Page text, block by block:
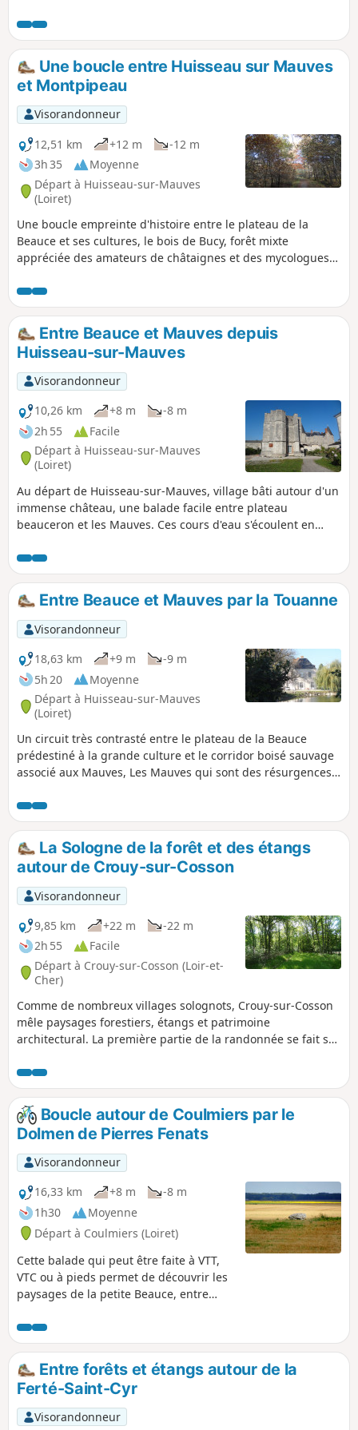
une page d'histoire.
Une boucle entre Huisseau sur Mauves
et Montpipeau
Visorandonneur
12,51 km
+12 m
-12 m
3h 35
Moyenne
Départ à Huisseau-sur-Mauves
(Loiret)
Une boucle empreinte d'histoire entre le plateau de la
Beauce et ses cultures, le bois de Bucy, forêt mixte
appréciée des amateurs de châtaignes et des mycologues
de "Favéant", vestiges d’un passé prestigieux.
Entre Beauce et Mauves depuis
Huisseau-sur-Mauves
Visorandonneur
10,26 km
+8 m
-8 m
2h 55
Facile
Départ à Huisseau-sur-Mauves
(Loiret)
Au départ de Huisseau-sur-Mauves, village bâti autour d'un
immense château, une balade facile entre plateau
beauceron et les Mauves. Ces cours d'eau s'écoulent en
pratiquer plutôt au printemps ou au début de l'été lorsque
les touches de couleur des différentes cultures rompent la
monotonie du plateau.
Entre Beauce et Mauves par la Touanne
Visorandonneur
18,63 km
+9 m
-9 m
5h 20
Moyenne
Départ à Huisseau-sur-Mauves
(Loiret)
Un circuit très contrasté entre le plateau de la Beauce
prédestiné à la grande culture et le corridor boisé sauvage
associé aux Mauves, Les Mauves qui sont des résurgences
et la faune caractéristiques de zones humides, ainsi que
par la présence de moulins et châteaux. À pratiquer plutôt
au printemps ou au début de l'été lorsque les touches de
couleur des différentes cultures rompent la monotonie du
plateau.
La Sologne de la forêt et des étangs
autour de Crouy-sur-Cosson
Visorandonneur
9,85 km
+22 m
-22 m
2h 55
Facile
Départ à Crouy-sur-Cosson (Loir-et-
Cher)
Comme de nombreux villages solognots, Crouy-sur-Cosson
mêle paysages forestiers, étangs et patrimoine
architectural. La première partie de la randonnée se fait sur
partie est plus variée, émaillée d'étangs, du Cosson, de
sentiers herbeux mais également de hameaux.
Boucle autour de Coulmiers par le
Dolmen de Pierres Fenats
Visorandonneur
16,33 km
+8 m
-8 m
1h30
Moyenne
Départ à Coulmiers (Loiret)
Cette balade qui peut être faite à VTT,
VTC ou à pieds permet de découvrir les
paysages de la petite Beauce, entre
chemin, vous aurez peut-être la chance
de surprendre un lièvre partant à toutes
jambes dans la plaine, un groupe de
perdrix, des alouettes, et pourquoi pas
un groupe de chevreuils. Le dolmen
réserve une découverte presque
Entre forêts et étangs autour de la
Ferté-Saint-Cyr
Visorandonneur